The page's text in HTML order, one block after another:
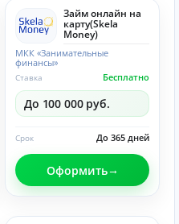
Займ онлайн на
карту(Skela
Money)
МКК «Занимательные
финансы»
Бесплатно
Ставка
До 100 000 руб.
До 365 дней
Срок
Оформить